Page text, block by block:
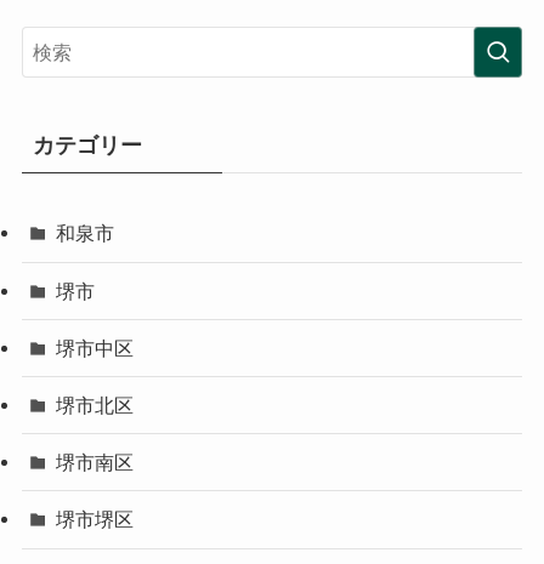
カテゴリー
和泉市
堺市
堺市中区
堺市北区
堺市南区
堺市堺区